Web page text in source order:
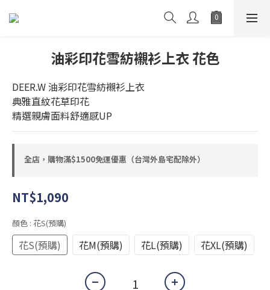
油彩印花雪紡襯衫上衣 花色
DEER.W 油彩印花雪紡襯衫上衣
典雅直紋花草印花
精選親膚面料舒適感UP
全店，購物滿$1500免運優惠（台灣外島宅配除外）
NT$1,090
顏色 : 花S(預購)
花S(預購) 花M(預購) 花L(預購) 花XL(預購)